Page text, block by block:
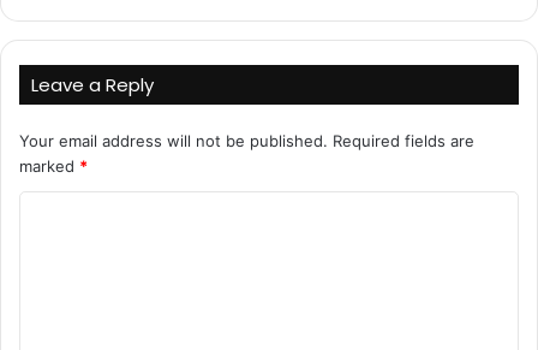
Leave a Reply
Your email address will not be published. Required fields are
marked *